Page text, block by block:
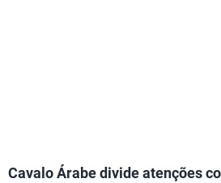
Cavalo Árabe divide atenções